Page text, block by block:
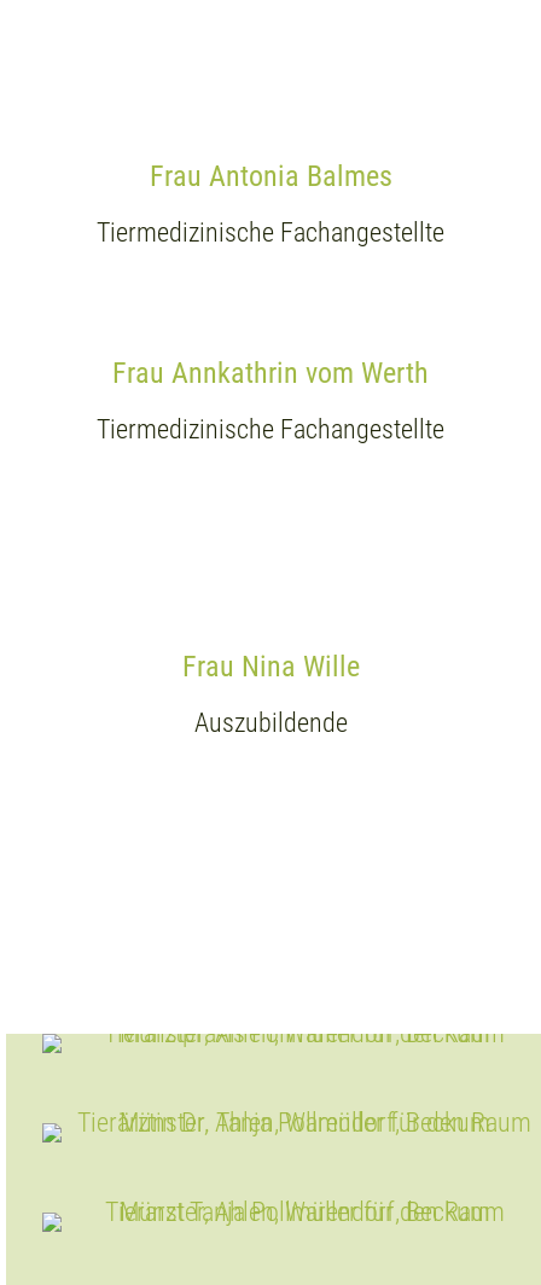
Frau Antonia Balmes
Tiermedizinische Fachangestellte
Frau Annkathrin vom Werth
Tiermedizinische Fachangestellte
Frau Nina Wille
Auszubildende